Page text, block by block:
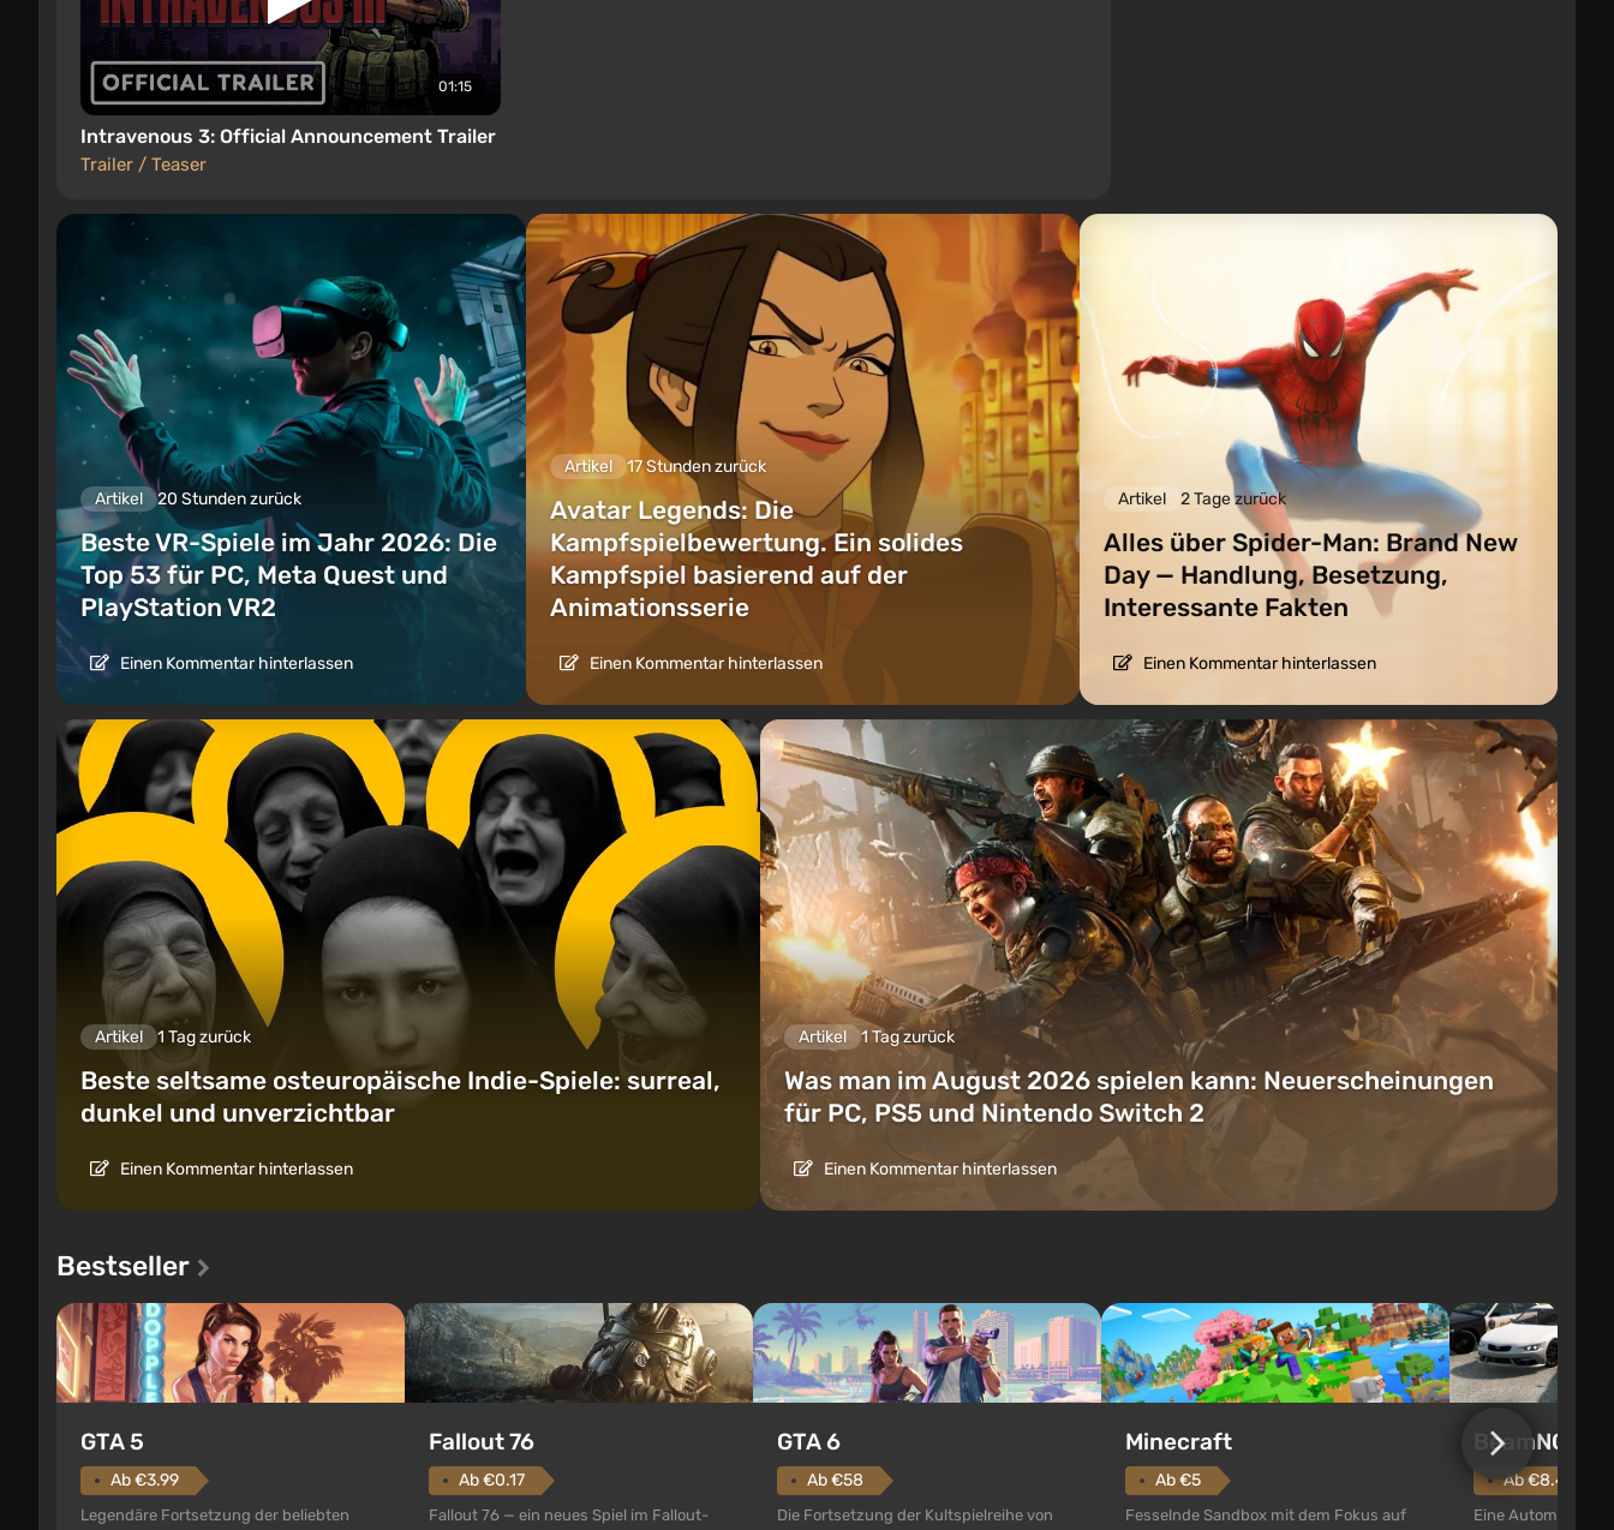
01:15
Intravenous 3: Official Announcement Trailer
Trailer / Teaser
Artikel 20 Stunden zurück
Beste VR-Spiele im Jahr 2026: Die
Top 53 für PC, Meta Quest und
PlayStation VR2
Einen Kommentar hinterlassen
Artikel 17 Stunden zurück
Avatar Legends: Die
Kampfspielbewertung. Ein solides
Kampfspiel basierend auf der
Animationsserie
Einen Kommentar hinterlassen
Artikel 2 Tage zurück
Alles über Spider-Man: Brand New
Day — Handlung, Besetzung,
Interessante Fakten
Einen Kommentar hinterlassen
Artikel 1 Tag zurück
Beste seltsame osteuropäische Indie-Spiele: surreal,
dunkel und unverzichtbar
Einen Kommentar hinterlassen
Artikel 1 Tag zurück
Was man im August 2026 spielen kann: Neuerscheinungen
für PC, PS5 und Nintendo Switch 2
Einen Kommentar hinterlassen
Bestseller
GTA 5
Ab €3.99
Legendäre Fortsetzung der beliebten
Fallout 76
Ab €0.17
Fallout 76 — ein neues Spiel im Fallout-
GTA 6
Ab €58
Die Fortsetzung der Kultspielreihe von
Minecraft
Ab €5
Fesselnde Sandbox mit dem Fokus auf
Ab €8.48
Eine Automobil-